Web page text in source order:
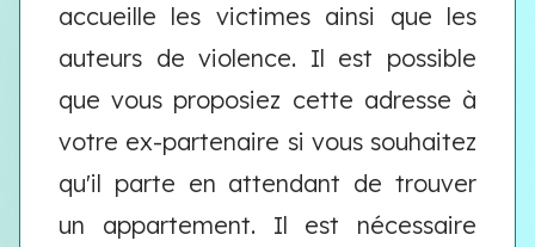
accueille les victimes ainsi que les
auteurs de violence. Il est possible
que vous proposiez cette adresse à
votre ex-partenaire si vous souhaitez
qu'il parte en attendant de trouver
un appartement. Il est nécessaire